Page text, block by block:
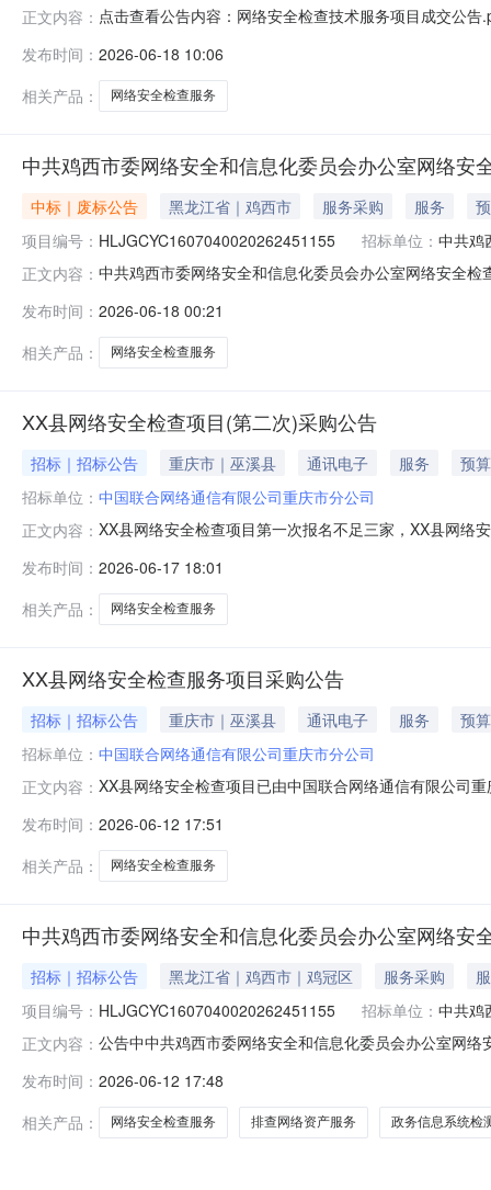
正文内容： 点击查看公告内容：网络安全检查技术服务项目成交公告
发布时间： 2026-06-18 10:06
相关产品：
网络安全检查服务
中共鸡西市委网络安全和信息化委员会办公室网络安
中标｜废标公告 黑龙江省｜鸡西市 服务采购 服务
项目编号： HLJGCYC1607040020262451155 招标单位： 中共鸡
正文内容： 中共鸡西市委网络安全和信息化委员会办公室网络安全
人：吕仲豪采购结果废标备注供应商参与数量不足报价
发布时间： 2026-06-18 00:21
相关产品：
网络安全检查服务
XX县网络安全检查项目(第二次)采购公告
招标｜招标公告 重庆市｜巫溪县 通讯电子 服务
预
招标单位： 中国联合网络通信有限公司重庆市分公司
正文内容： XX县网络安全检查项目第一次报名不足三家，XX县网络
称：XX县网络安全检查项目1.2采购内容：XX县网络安
期：1年；2.资
发布时间： 2026-06-17 18:01
相关产品：
网络安全检查服务
XX县网络安全检查服务项目采购公告
招标｜招标公告 重庆市｜巫溪县 通讯电子 服务
预
招标单位： 中国联合网络通信有限公司重庆市分公司
正文内容： XX县网络安全检查项目已由中国联合网络通信有限公司
护维护服务1.3本项目不含增值税最高限价为64,716.98
人民共和
发布时间： 2026-06-12 17:51
相关产品：
网络安全检查服务
中共鸡西市委网络安全和信息化委员会办公室网络安
招标｜招标公告 黑龙江省｜鸡西市｜鸡冠区 服务采购
项目编号： HLJGCYC1607040020262451155 招标单位： 中共鸡
正文内容： 公告中中共鸡西市委网络安全和信息化委员会办公室网
务采购项目项目类型：非政府采购项目项目标的所属行
内控制度规定的程序确定并列
发布时间： 2026-06-12 17:48
相关产品：
网络安全检查服务 排查网络资产服务 政务信息系统检